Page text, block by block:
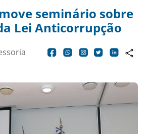
seminário sobre
Lei Anticorrupção